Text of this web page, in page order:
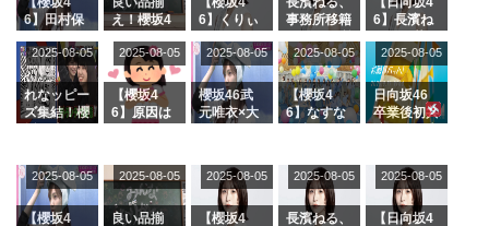
6】田村保
ージを脱い
でいた理由
え！櫻坂4
グル『Mak
e or Brea
k』オフィ
シャルグッ
ズ絶賛販売
6】くりぃ
の2人を手
玉に取る大
沼晶保【く
りぃむナン
タラ】
事務所移籍
属を発表
6】長濱ね
ら移籍しフ
ラーム所属
に。これで
事務所に所
属している
がこちら
れなッピー
ズ集結！櫻
理子、8/6
「ラヴィッ
ト！」水曜
スタジオ出
2025-08-05
【櫻坂4
6】原因は
uddiesを
ざわつかせ
る...
2025-08-05
櫻坂46武
元唯衣×大
カップお姉
さんに恐怖
【くりぃむ
ナンタラ】
2025-08-05
【櫻坂4
6】なすな
2曲目っ
て...【ラヴ
ィット 東
京ドーム公
2025-08-05
日向坂46
卒業後初共
師匠オード
リー若林さ
んと再会し
た結果･･･
2025-08-05
【櫻坂4
2025-08-05
良い品揃
2025-08-05
【櫻坂4
2025-08-05
長濱ねる、
2025-08-05
【日向坂4
2025-08-05